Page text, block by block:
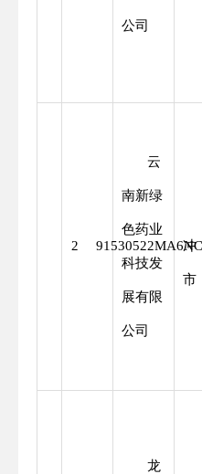
公司
2
云
南新绿
色药业
科技发
展有限
公司
冲
市
龙